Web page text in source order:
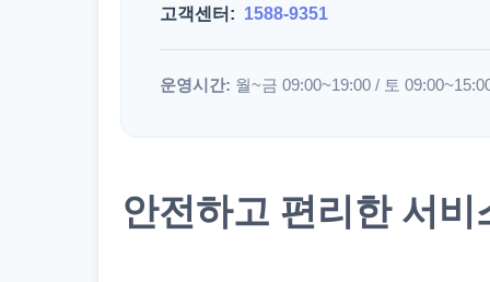
고객센터: 1588-9351
운영시간: 월~금 09:00~19:00 / 토
안전하고 편리한 서